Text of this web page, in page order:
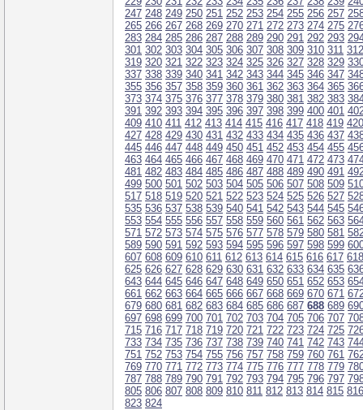
247 248 249 250 251 252 253 254 255 256 257
265 266 267 268 269 270 271 272 273 274 275
283 284 285 286 287 288 289 290 291 292 293
301 302 303 304 305 306 307 308 309 310 311 312
319 320 321 322 323 324 325 326 327 328 329
337 338 339 340 341 342 343 344 345 346 347
355 356 357 358 359 360 361 362 363 364 365
373 374 375 376 377 378 379 380 381 382 383
391 392 393 394 395 396 397 398 399 400 401
409 410 411 412 413 414 415 416 417 418 419 420
427 428 429 430 431 432 433 434 435 436 437
445 446 447 448 449 450 451 452 453 454 455
463 464 465 466 467 468 469 470 471 472 473
481 482 483 484 485 486 487 488 489 490 491
499 500 501 502 503 504 505 506 507 508 509
517 518 519 520 521 522 523 524 525 526 527
535 536 537 538 539 540 541 542 543 544 545
553 554 555 556 557 558 559 560 561 562 563
571 572 573 574 575 576 577 578 579 580 581
589 590 591 592 593 594 595 596 597 598 599
607 608 609 610 611 612 613 614 615 616 617 618
625 626 627 628 629 630 631 632 633 634 635
643 644 645 646 647 648 649 650 651 652 653
661 662 663 664 665 666 667 668 669 670 671
679 680 681 682 683 684 685 686 687 688 689
697 698 699 700 701 702 703 704 705 706 707
715 716 717 718 719 720 721 722 723 724 725
733 734 735 736 737 738 739 740 741 742 743
751 752 753 754 755 756 757 758 759 760 761
769 770 771 772 773 774 775 776 777 778 779
787 788 789 790 791 792 793 794 795 796 797
805 806 807 808 809 810 811 812 813 814 815 816
823 824